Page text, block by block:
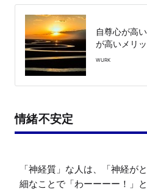
自尊心が高
が高いメリ
WURK
情緒不安定
「神経質」な人は、「神経が
細なことで「わーーーー！」